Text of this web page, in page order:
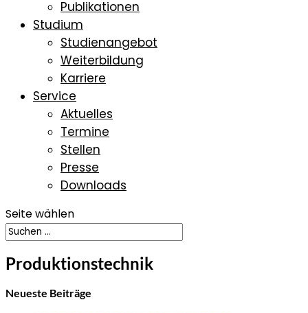
Publikationen
Studium
Studienangebot
Weiterbildung
Karriere
Service
Aktuelles
Termine
Stellen
Presse
Downloads
Seite wählen
Produktionstechnik
Neueste Beiträge